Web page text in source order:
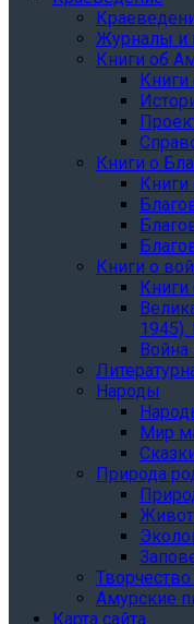
Журналы и
Книги об
Книги
Книги о
Книги
Книги о
Книги
1945).
Война
Народы
Мир
Природа
Амурские
Карта сайта